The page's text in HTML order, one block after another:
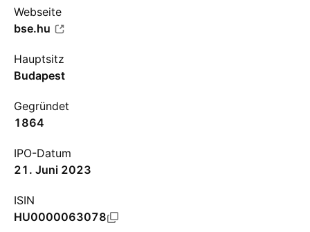
Webseite
bse.hu
Hauptsitz
Budapest
Gegründet
1864
IPO-Datum
21. Juni 2023
ISIN
HU0000063078